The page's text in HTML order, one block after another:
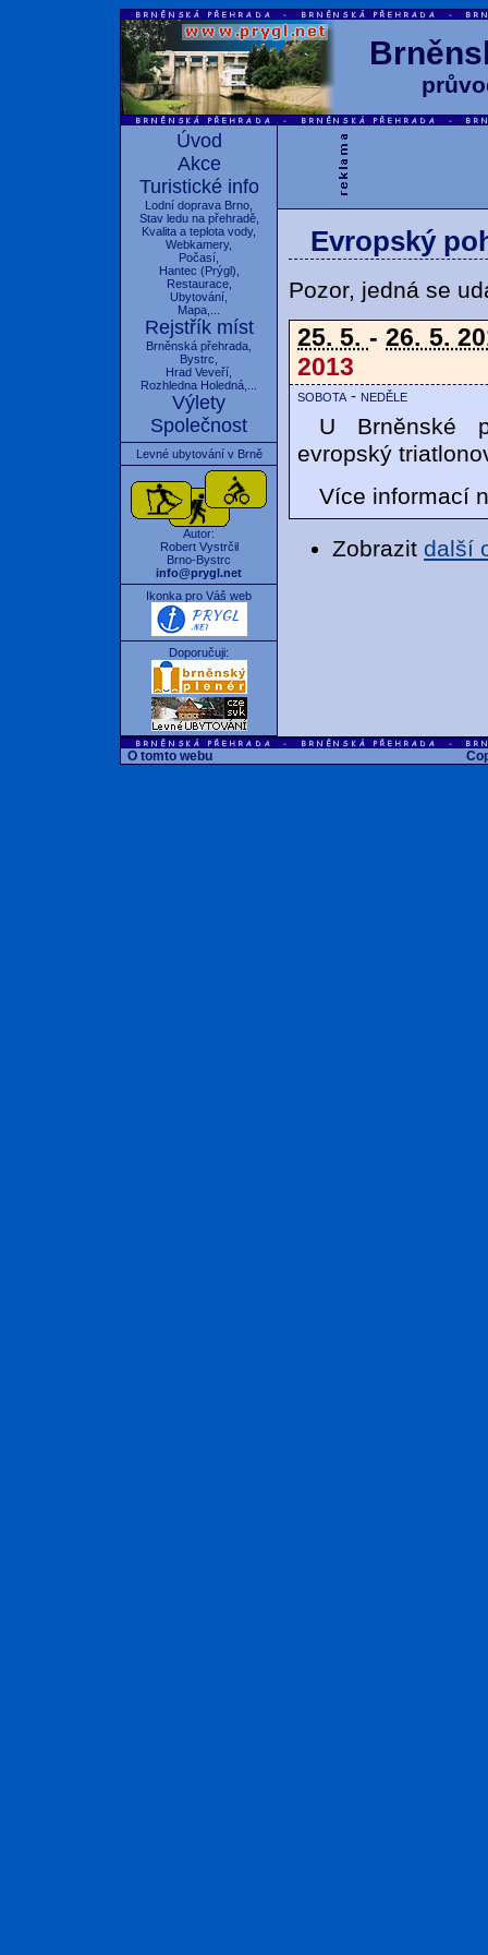
Úvod
Akce
Turistické info
Lodní doprava Brno
Stav ledu na přehradě,
Kvalita a teplota vody,
Webkamery,
Počasí
Hantec (Prýgl),
Restaurace,
Ubytování
Mapa
Rejstřík míst
Brněnská přehrada
Bystrc
Hrad Veveří
Rozhledna Holedná
Výlety
Společnost
Levné ubytování v Brně
Autor:
Robert Vystrčil
Brno-Bystrc
info@prygl.net
Ikonka pro Váš web
Doporučuji:
Evropský
Pozor, jedná se
25. 5. -26. 5.
2013
sobota - neděle
U Brněnské
evropský
Více informací
Zobrazit další
O tomto webu